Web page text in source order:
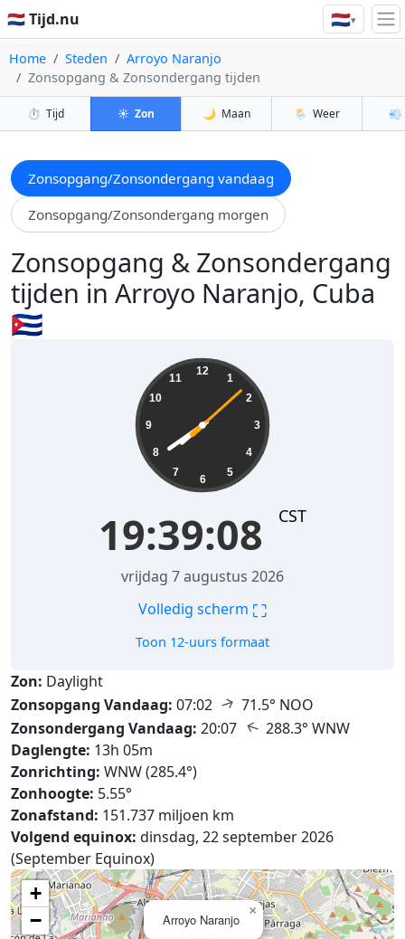
🇳🇱 Tijd.nu 🇳🇱▾
Home Steden
Arroyo Naranjo
Zonsopgang & Zonsondergang tijden
⏱️ Tijd ☀️ Zon 🌙 Maan 🌦️ Weer 💨
Zonsopgang/Zonsondergang vandaag
Zonsopgang/Zonsondergang morgen
Zonsopgang & Zonsondergang
tijden in Arroyo Naranjo, Cuba
🇨🇺
12
1
2
3
4
5
6
7
8
9
10
11
19:39:09 CST
vrijdag 7 augustus 2026
Volledig scherm ⛶
Toon 12-uurs formaat
Zon: Daylight
Zonsopgang Vandaag: 07:02 ↑ 71.5° NOO
Zonsondergang Vandaag: 20:07 ↑ 288.3° WNW
Daglengte: 13h 05m
Zonrichting: WNW (285.4°)
Zonhoogte: 5.55°
Zonafstand: 151.737 miljoen km
Volgend equinox: dinsdag, 22 september 2026
(September Equinox)
Arroyo Naranjo
×
+
−